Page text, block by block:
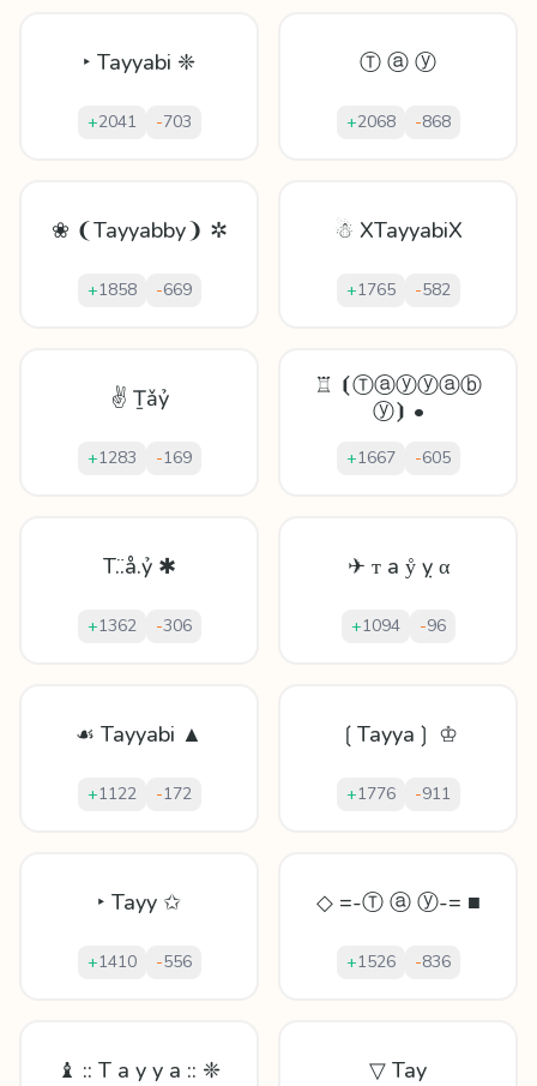
‣ Tayyabi ❈
+2041 -703
Ⓣ ⓐ ⓨ
+2068 -868
❀ ❨Tayyabby❩ ✲
+1858 -669
☃ XTayyabiX
+1765 -582
✌ Ṯǎỷ
+1283 -169
♖ ⦗Ⓣⓐⓨⓨⓐⓑ
ⓨ⦘ •
+1667 -605
T.̈.å.ỷ ✱
+1362 -306
✈ ᴛ а ẙ ỵ α
+1094 -96
☙ Tayyabi ▲
+1122 -172
❲Tayya❳ ♔
+1776 -911
‣ Tayy ✩
+1410 -556
◇ =-Ⓣ ⓐ ⓨ-= ■
+1526 -836
♝ :: T a y y a :: ❈ ▽ Tay